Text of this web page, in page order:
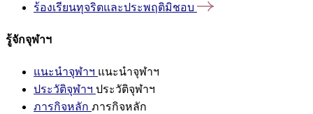
ร้องเรียนทุจริตและประพฤติมิชอบ
รู้จักจุฬาฯ
แนะนำจุฬาฯ แนะนำจุฬาฯ
ประวัติจุฬาฯ ประวัติจุฬาฯ
ภารกิจหลัก ภารกิจหลัก